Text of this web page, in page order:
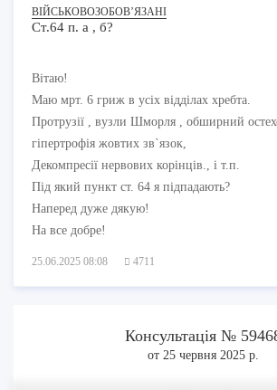
ВІЙСЬКОВОЗОБОВ’ЯЗАНІ
Ст.64 п. а , б?
Вітаю!
Маю мрт. 6 гриж в усіх відділах хребта.
Протрузії , вузли Шморля , обширний
гіпертрофія жовтих зв`язок,
Декомпресії нервових корінців., і т.п.
Під який пункт ст. 64 я підпадають?
Наперед дуже дякую!
На все добре!
25.06.2025 08:08 4711
Консультація №
от 25 червня 2025 р.